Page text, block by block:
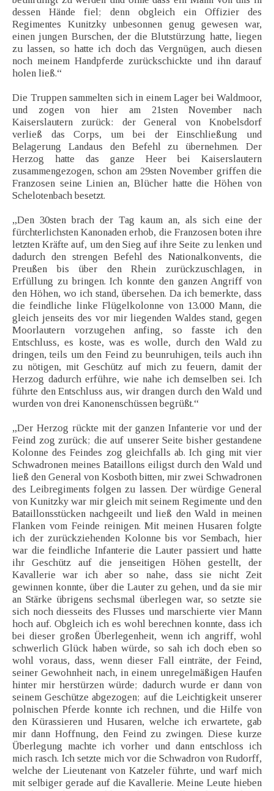
dessen Hände fiel; denn obgleich ein Offizier des
Regimentes Kunitzky unbesonnen genug gewesen war,
einen jungen Burschen, der die Blutstürzung hatte, liegen
zu lassen, so hatte ich doch das Vergnügen, auch diesen
noch meinem Handpferde zurückschickte und ihn darauf
holen ließ.“
Die Truppen sammelten sich in einem Lager bei Waldmoor,
und zogen von hier am 21sten November nach
Kaiserslautern zurück: der General von Knobelsdorf
verließ das Corps, um bei der Einschließung und
Belagerung Landaus den Befehl zu übernehmen. Der
Herzog hatte das ganze Heer bei Kaiserslautern
zusammengezogen, schon am 29sten November griffen die
Franzosen seine Linien an, Blücher hatte die Höhen von
Schelotenbach besetzt.
„Den 30sten brach der Tag kaum an, als sich eine der
fürchterlichsten Kanonaden erhob, die Franzosen boten ihre
letzten Kräfte auf, um den Sieg auf ihre Seite zu lenken und
dadurch den strengen Befehl des Nationalkonvents, die
Preußen bis über den Rhein zurückzuschlagen, in
Erfüllung zu bringen. Ich konnte den ganzen Angriff von
den Höhen, wo ich stand, übersehen. Da ich bemerkte, dass
die feindliche linke Flügelkolonne von 13.000 Mann, die
gleich jenseits des vor mir liegenden Waldes stand, gegen
Moorlautern vorzugehen anfing, so fasste ich den
Entschluss, es koste, was es wolle, durch den Wald zu
dringen, teils um den Feind zu beunruhigen, teils auch ihn
zu nötigen, mit Geschütz auf mich zu feuern, damit der
Herzog dadurch erführe, wie nahe ich demselben sei. Ich
führte den Entschluss aus, wir drangen durch den Wald und
wurden von drei Kanonenschüssen begrüßt.“
„Der Herzog rückte mit der ganzen Infanterie vor und der
Feind zog zurück; die auf unserer Seite bisher gestandene
Kolonne des Feindes zog gleichfalls ab. Ich ging mit vier
Schwadronen meines Bataillons eiligst durch den Wald und
ließ den General von Kosboth bitten, mir zwei Schwadronen
des Leibregiments folgen zu lassen. Der würdige General
von Kunitzky war mir gleich mit seinem Regimente und den
Bataillonsstücken nachgeeilt und ließ den Wald in meinen
Flanken vom Feinde reinigen. Mit meinen Husaren folgte
ich der zurückziehenden Kolonne bis vor Sembach, hier
war die feindliche Infanterie die Lauter passiert und hatte
ihr Geschütz auf die jenseitigen Höhen gestellt, der
Kavallerie war ich aber so nahe, dass sie nicht Zeit
gewinnen konnte, über die Lauter zu gehen, und da sie mir
an Stärke übrigens sechsmal überlegen war, so setzte sie
sich noch diesseits des Flusses und marschierte vier Mann
hoch auf. Obgleich ich es wohl berechnen konnte, dass ich
bei dieser großen Überlegenheit, wenn ich angriff, wohl
schwerlich Glück haben würde, so sah ich doch eben so
wohl voraus, dass, wenn dieser Fall einträte, der Feind,
seiner Gewohnheit nach, in einem unregelmäßigen Haufen
hinter mir herstürzen würde; dadurch wurde er dann von
seinem Geschütze abgezogen; auf die Leichtigkeit unserer
polnischen Pferde konnte ich rechnen, und die Hilfe von
den Kürassieren und Husaren, welche ich erwartete, gab
mir dann Hoffnung, den Feind zu zwingen. Diese kurze
Überlegung machte ich vorher und dann entschloss ich
mich rasch. Ich setzte mich vor die Schwadron von Rudorff,
welche der Lieutenant von Katzeler führte, und warf mich
mit selbiger gerade auf die Kavallerie. Meine Leute hieben